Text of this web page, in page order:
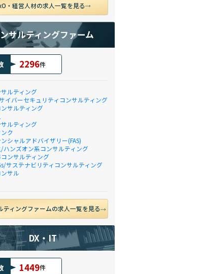
・経営人材の求人一覧を見る
サルティングファーム
2296件
ルティング
イバーセキュリティコンサルティング
サルティング
ルティング
ク
シャルアドバイザリー(FAS)
ハンズオン系コンサルティング
ンサルティング
サステナビリティコンサルティング
サル
ティングファームの求人一覧を見る
DX・IT
1449件